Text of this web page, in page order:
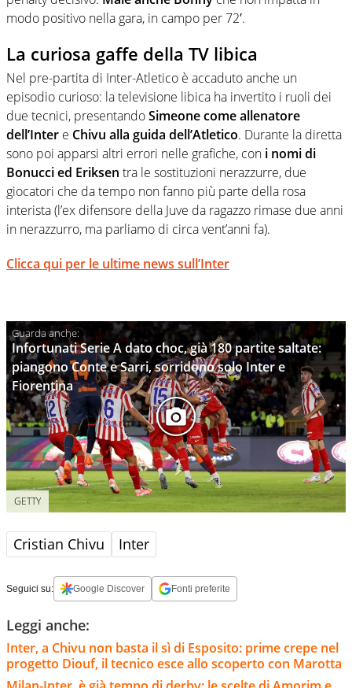
modo positivo nella gara, in campo per 72′.
La curiosa gaffe della TV libica
Nel pre-partita di Inter-Atletico è accaduto anche un
episodio curioso: la televisione libica ha invertito i ruoli dei
due tecnici, presentandoSimeone come allenatore
dell’Inter e Chivu alla guida dell’Atletico. Durante la diretta
sono poi apparsi altri errori nelle grafiche, con i nomi di
Bonucci ed Eriksen tra le sostituzioni nerazzurre, due
giocatori che da tempo non fanno più parte della rosa
interista (l’ex difensore della Juve da ragazzo rimase due anni
in nerazzurro, ma parliamo di circa vent’anni fa).
Clicca qui per le ultime news sull’Inter
Infortunati Serie A dato choc, già 180 partite saltate:
piangono Conte e Sarri, sorridono solo Inter e
Fiorentina
GETTY
Cristian Chivu Inter
Seguici su: Google Discover Fonti preferite
Leggi anche:
Inter, a Chivu non basta il sì di Esposito: prime crepe nel
progetto Diouf, il tecnico esce allo scoperto con Marotta